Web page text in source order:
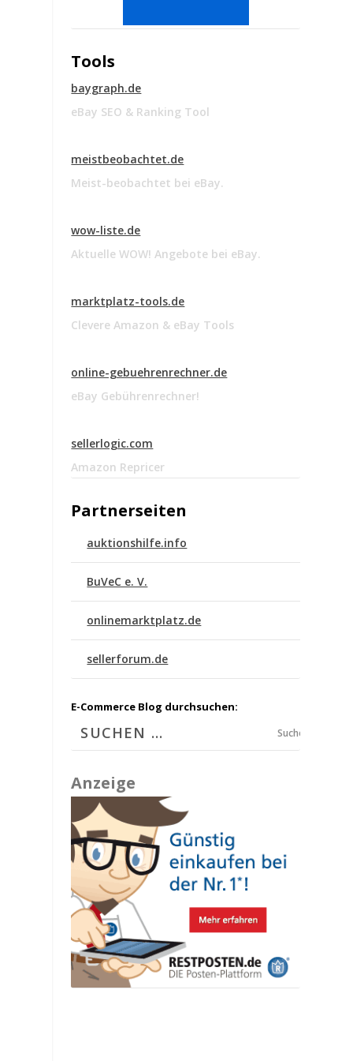
Tools
baygraph.de
eBay SEO & Ranking Tool
meistbeobachtet.de
Meist-beobachtet bei eBay.
wow-liste.de
Aktuelle WOW! Angebote bei eBay.
marktplatz-tools.de
Clevere Amazon & eBay Tools
online-gebuehrenrechner.de
eBay Gebührenrechner!
sellerlogic.com
Amazon Repricer
Partnerseiten
auktionshilfe.info
BuVeC e. V.
onlinemarktplatz.de
sellerforum.de
E-Commerce Blog durchsuchen:
Suchen
Anzeige